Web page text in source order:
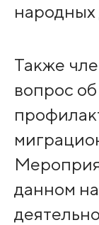
народных
Также
вопрос
данном